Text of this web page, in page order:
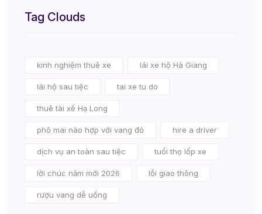
Tag Clouds
kinh nghiệm thuê xe lái xe hộ Hà Giang
lái hộ sau tiệc tai xe tu do
thuê tài xế Hạ Long
phô mai nào hợp với vang đỏ hire a driver
dịch vụ an toàn sau tiệc tuổi thọ lốp xe
lời chúc năm mới 2026 lỗi giao thông
rượu vang dễ uống